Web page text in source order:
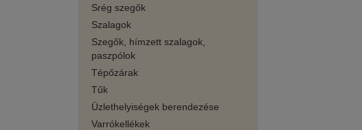
Srég szegők
Szalagok
Szegők, hímzett szalagok,
paszpólok
Tépőzárak
Tűk
Üzlethelyiségek berendezése
Varrókellékek